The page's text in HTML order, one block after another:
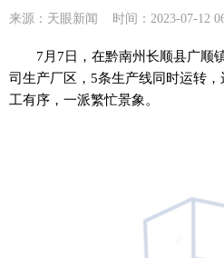
来源：天眼新闻 时间：2023-07-12
7月7日，在黔南州长顺县广顺
司生产厂区，5条生产线同时运转
工有序，一派繁忙景象。